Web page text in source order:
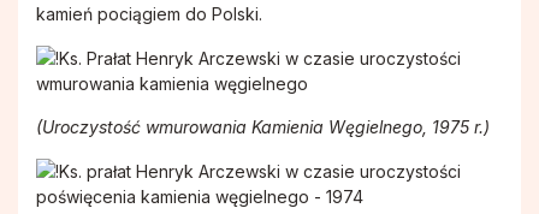
kamień pociągiem do Polski.
(Uroczystość wmurowania Kamienia Węgielnego, 1975 r.)